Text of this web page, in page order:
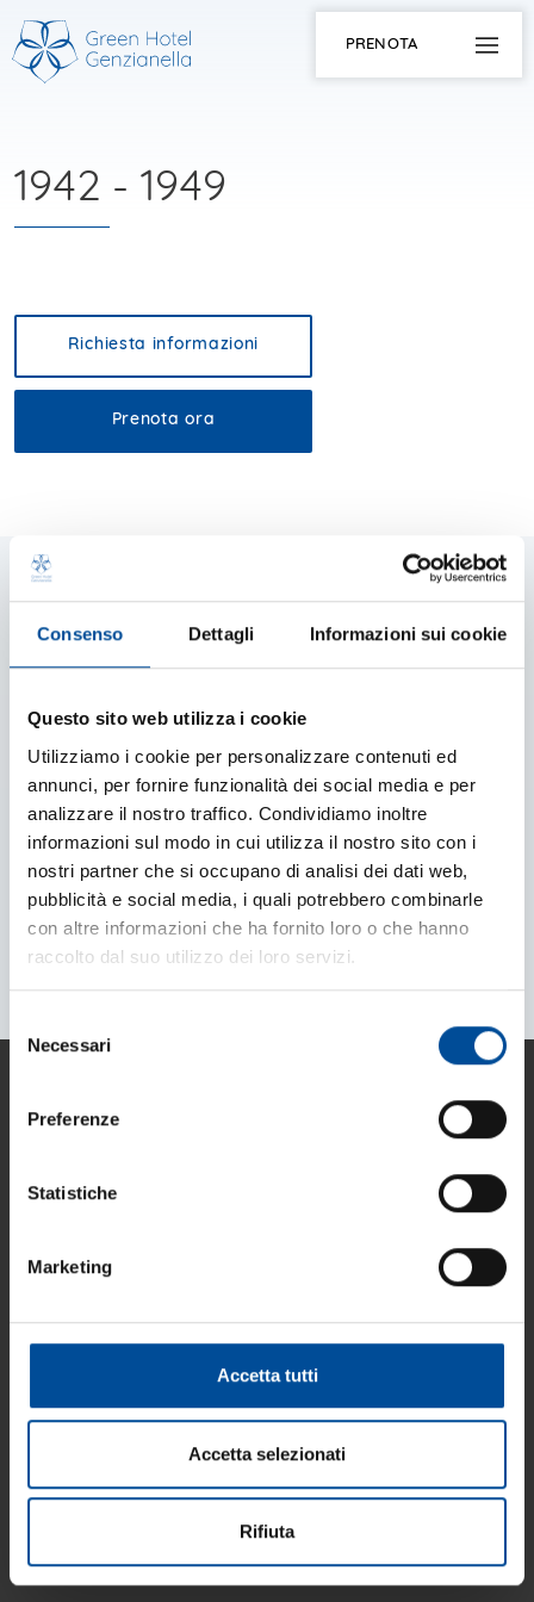
Consenso Dettagli Informazioni sui cookie
Questo sito web utilizza i cookie
Utilizziamo i cookie per personalizzare contenuti ed
annunci, per fornire funzionalità dei social media e per
analizzare il nostro traffico. Condividiamo inoltre
informazioni sul modo in cui utilizza il nostro sito con i
nostri partner che si occupano di analisi dei dati web,
pubblicità e social media, i quali potrebbero combinarle
con altre informazioni che ha fornito loro o che hanno
raccolto dal suo utilizzo dei loro servizi.
delNecessari
Preferenze
Statistiche
Marketing
Accetta tutti
Accetta selezionati
Rifiuta
PRENOTA
1942 - 1949
Richiesta informazioni
Prenota ora
contatto?
Offerte speciali, curiosità e novità in anteprima per te!
Green Hotel Genzianella
Tel. +39 0465 901035 - info@greenhotelgenzianella.it
MAPI SRL |
P.IVA-C.F.: 02622350227|CIN: IT022246A1LHKZADLJ